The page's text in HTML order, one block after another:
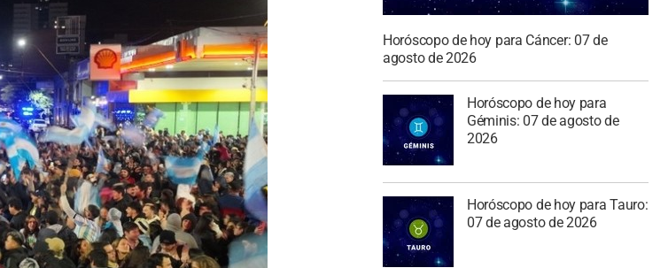
Horóscopo de hoy para Cáncer: 07 de
agosto de 2026
Horóscopo de hoy para
Géminis: 07 de agosto de
2026
Horóscopo de hoy para Tauro:
07 de agosto de 2026